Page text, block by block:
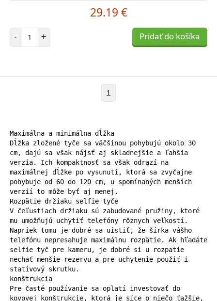
29.19 €
- Počet položiek
+ Pridať do košíka
1
Maximálna a minimálna dĺžka
Dĺžka zložené tyče sa väčšinou pohybujú okolo 30
cm, dajú sa však nájsť aj skladnejšie a ľahšia
verzia. Ich kompaktnosť sa však odrazí na
maximálnej dĺžke po vysunutí, ktorá sa zvyčajne
pohybuje od 60 do 120 cm, u spomínaných menších
verzií to môže byť aj menej.
Rozpätie držiaku selfie tyče
V čeľustiach držiaku sú zabudované pružiny, ktoré
mu umožňujú uchytiť telefóny rôznych veľkostí.
Napriek tomu je dobré sa uistiť, že šírka vášho
telefónu nepresahuje maximálnu rozpätie. Ak hľadáte
selfie tyč pre kameru, je dobré si u rozpätie
nechať menšie rezervu a pre uchytenie použiť i
statívový skrutku.
konštrukcia
Pre časté používanie sa oplatí investovať do
kovovej konštrukcie, ktorá je síce o niečo ťažšie,